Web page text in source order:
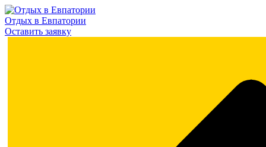
Отдых в Евпатории
Оставить заявку